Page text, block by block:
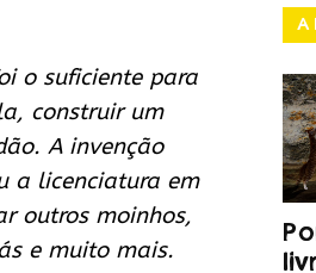
o suficiente para
construir um
A invenção
a licenciatura em
outros moinhos,
e muito mais.
A